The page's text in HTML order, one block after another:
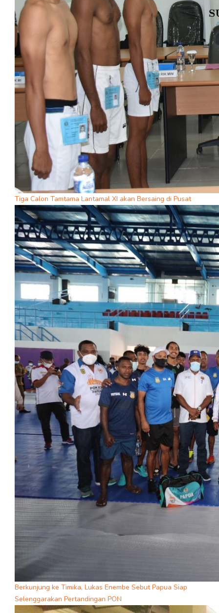
Tiga Calon Tamtama Lantamal XI akan Bersaing di Pusat
Berkunjung ke Timika, Lukas Enembe Sebut Papua Siap
Selenggarakan Pertandingan PON